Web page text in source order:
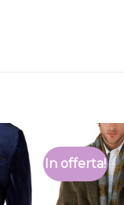
In offerta!